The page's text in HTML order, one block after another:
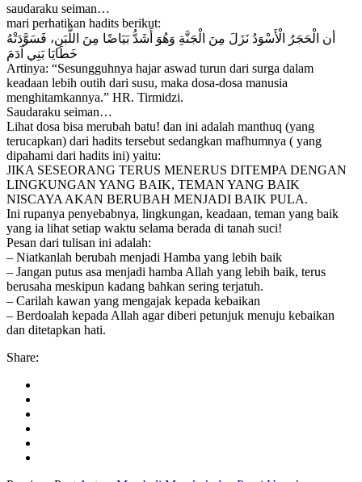
saudaraku seiman…
mari perhatikan hadits berikut:
أن الْحَجَرُ الْأَسْوَدُ نَزَلَ مِنَ الْجَنَّةِ وَهُوَ أَشَدُّ بَيَاضًا مِنَ اللَّبَنِ، فَسَوَّدَتْهُ
خَطَايَا بَنِي آدَمَ
Artinya: “Sesungguhnya hajar aswad turun dari surga dalam
keadaan lebih outih dari susu, maka dosa-dosa manusia
menghitamkannya.” HR. Tirmidzi.
Saudaraku seiman…
Lihat dosa bisa merubah batu! dan ini adalah manthuq (yang
terucapkan) dari hadits tersebut sedangkan mafhumnya ( yang
dipahami dari hadits ini) yaitu:
JIKA SESEORANG TERUS MENERUS DITEMPA DENGAN
LINGKUNGAN YANG BAIK, TEMAN YANG BAIK
NISCAYA AKAN BERUBAH MENJADI BAIK PULA.
Ini rupanya penyebabnya, lingkungan, keadaan, teman yang baik
yang ia lihat setiap waktu selama berada di tanah suci!
Pesan dari tulisan ini adalah:
– Niatkanlah berubah menjadi Hamba yang lebih baik
– Jangan putus asa menjadi hamba Allah yang lebih baik, terus
berusaha meskipun kadang bahkan sering terjatuh.
– Carilah kawan yang mengajak kepada kebaikan
– Berdoalah kepada Allah agar diberi petunjuk menuju kebaikan
dan ditetapkan hati.
Share: